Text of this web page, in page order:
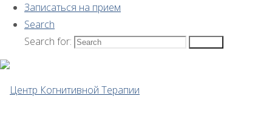
Записаться на прием
Search
Search for:
для